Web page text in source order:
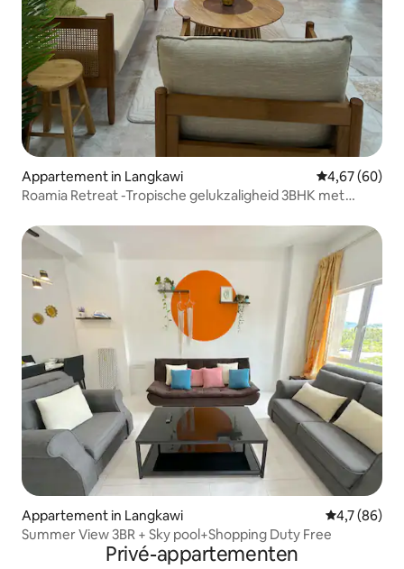
Appartement in Langkawi Gemiddelde
4,67 (60)
Roamia Retreat -Tropische gelukzaligheid 3BHK met
Appartement in Langkawi
4,7 (86)
Summer View 3BR + Sky pool+Shopping Duty Free
Privé-appartementen